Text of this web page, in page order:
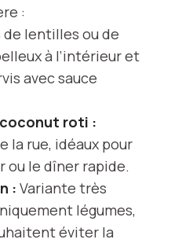
:
lentilles ou de
à l’intérieur et
avec sauce
roti :
la rue, idéaux pour
le dîner rapide.
: Variante très
légumes,
éviter la